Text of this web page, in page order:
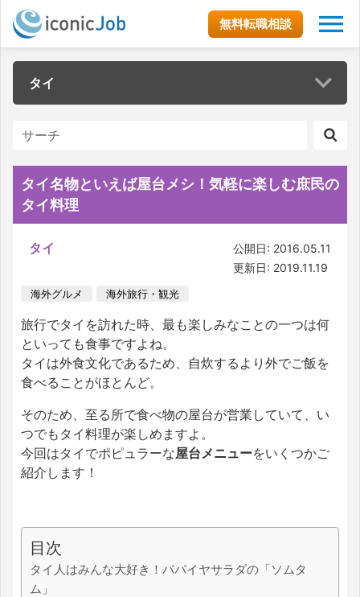
無料転職相談
タイ
タイ名物といえば屋台メシ！気軽に楽しむ庶民の
タイ料理
タイ
公開日: 2016.05.11
更新日: 2019.11.19
海外グルメ 海外旅行・観光
旅行でタイを訪れた時、最も楽しみなことの一つは何
といっても食事ですよね。
タイは外食文化であるため、自炊するより外でご飯を
食べることがほとんど。
そのため、至る所で食べ物の屋台が営業していて、い
つでもタイ料理が楽しめますよ。
今回はタイでポピュラーな屋台メニューをいくつかご
紹介します！
目次
タイ人はみんな大好き！パパイヤサラダの「ソムタ
ム」